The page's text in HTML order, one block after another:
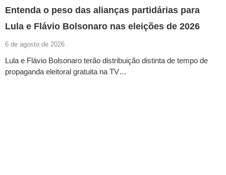
Entenda o peso das alianças partidárias para
Lula e Flávio Bolsonaro nas eleições de 2026
6 de agosto de 2026
Lula e Flávio Bolsonaro terão distribuição distinta de tempo de
propaganda eleitoral gratuita na TV…